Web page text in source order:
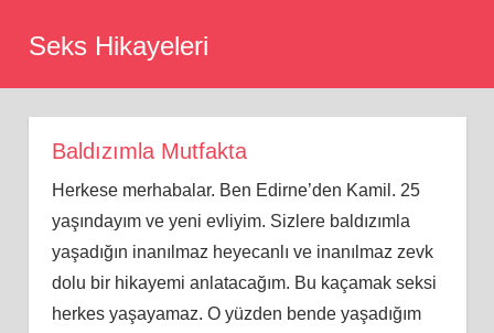
Seks Hikayeleri
Baldızımla Mutfakta
Herkese merhabalar. Ben Edirne’den Kamil. 25
yaşındayım ve yeni evliyim. Sizlere baldızımla
yaşadığın inanılmaz heyecanlı ve inanılmaz zevk
dolu bir hikayemi anlatacağım. Bu kaçamak seksi
herkes yaşayamaz. O yüzden bende yaşadığım